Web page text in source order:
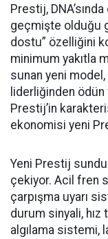
Prestij,
geçmişte olduğu
dostu” özelliğini
minimum yakıtla
sunan yeni
liderliğinden
Prestij’in
ekonomisi yeni
Yeni Prestij
çekiyor. Acil fren
çarpışma uyarı
durum sinyali,
algılama sistemi,